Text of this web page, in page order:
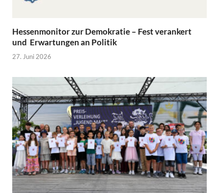
Hessenmonitor zur Demokratie – Fest verankert
und Erwartungen an Politik
27. Juni 2026